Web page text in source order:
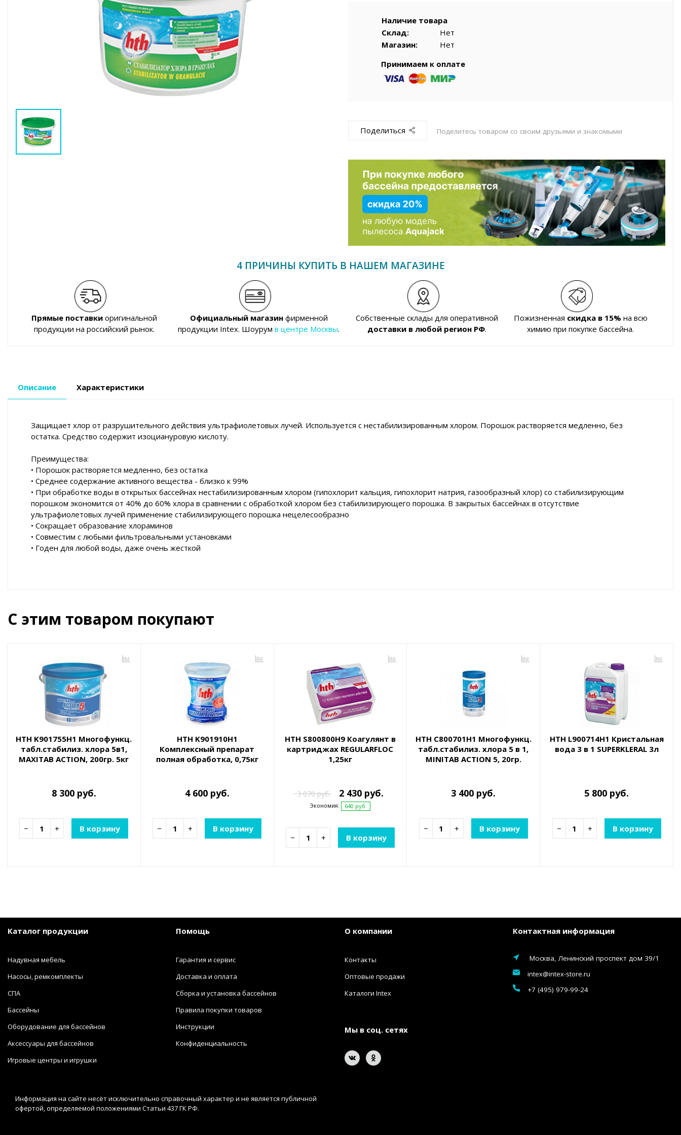
Наличие товара
Склад:
Нет
Магазин:
Нет
Принимаем к оплате
Поделиться Поделитесь товаром со своим друзьями и знакомыми
4 ПРИЧИНЫ КУПИТЬ В НАШЕМ МАГАЗИНЕ
Прямые поставкиоригинальной
продукции на российский рынок.
Официальный магазинфирменной
продукции Intex. Шоурумв центре Москвы.
Собственные склады для оперативной
доставки в любой регион РФ.
Пожизненная скидка в 15% на всю
химию при покупке бассейна.
Описание Характеристики
Защищает хлор от разрушительного действия ультрафиолетовых лучей. Используется с нестабилизированным хлором. Порошок растворяется медленно, без
остатка. Средство содержит изоциануровую кислоту.
Преимущества:
• Порошок растворяется медленно, без остатка
• Среднее содержание активного вещества - близко к 99%
• При обработке воды в открытых бассейнах нестабилизированным хлором (гипохлорит кальция, гипохлорит натрия, газообразный хлор) со стабилизирующим
порошком экономится от 40% до 60% хлора в сравнении с обработкой хлором без стабилизирующего порошка. В закрытых бассейнах в отсутствие
ультрафиолетовых лучей применение стабилизирующего порошка нецелесообразно
• Сокращает образование хлораминов
• Совместим с любыми фильтровальными установками
• Годен для любой воды, даже очень жесткой
С этим товаром покупают
HTH K901755H1 Многофункц.
табл.стабилиз. хлора 5в1,
MAXITAB ACTION, 200гр. 5кг
8 300 руб.
− + В корзину
HTH K901910H1
Комплексный препарат
полная обработка, 0,75кг
4 600 руб.
− + В корзину
HTH S800800H9 Коагулянт в
картриджах REGULARFLOC
1,25кг
3 070 руб. 2 430 руб.
Экономия: 640 руб.
− + В корзину
HTH C800701H1 Многофункц.
табл.стабилиз. хлора 5 в 1,
MINITAB ACTION 5, 20гр.
3 400 руб.
− + В корзину
HTH L900714H1 Кристальная
вода 3 в 1 SUPERKLERAL 3л
5 800 руб.
− + В корзину
Каталог продукции
Надувная мебель
Насосы, ремкомплекты
СПА
Бассейны
Оборудование для бассейнов
Аксессуары для бассейнов
Игровые центры и игрушки
Помощь
Гарантия и сервис
Доставка и оплата
Сборка и установка бассейнов
Правила покупки товаров
Инструкции
Конфиденциальность
О компании
Контакты
Оптовые продажи
Каталоги Intex
Мы в соц. сетях
Контактная информация
Москва, Ленинский проспект дом 39/1
intex@intex-store.ru
+7 (495) 979-99-24
Информация на сайте несёт исключительно справочный характер и не является публичной
офертой, определяемой положениями Статьи 437 ГК РФ.